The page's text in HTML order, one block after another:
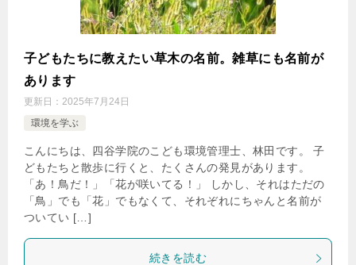
子どもたちに教えたい草木の名前。雑草にも名前が
あります
更新日： 2025年7月24日
環境を学ぶ
こんにちは、四谷学院のこども環境管理士、林田です。 子
どもたちと散歩に行くと、たくさんの発見があります。
「あ！鳥だ！」「花が咲いてる！」 しかし、それはただの
「鳥」でも「花」でもなくて、それぞれにちゃんと名前が
ついてい […]
続きを読む